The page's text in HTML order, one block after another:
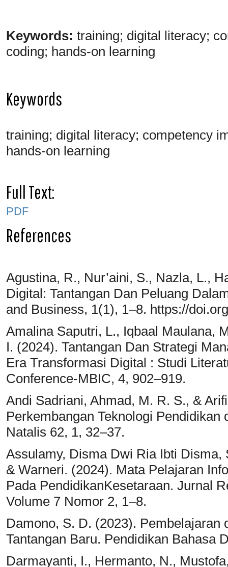
Keywords: training; digital literacy;
coding; hands-on learning
Keywords
training; digital literacy; competency
hands-on learning
Full Text:
PDF
References
Agustina, R., Nur’aini, S., Nazla, L.,
Digital: Tantangan Dan Peluang
and Business, 1(1), 1–8. https://
Amalina Saputri, L., Iqbaal Maulana,
I. (2024). Tantangan Dan Strategi
Era Transformasi Digital : Studi
Conference-MBIC, 4, 902–919.
Andi Sadriani, Ahmad, M. R. S., &
Perkembangan Teknologi
Natalis 62, 1, 32–37.
Assulamy, Disma Dwi Ria Ibti
& Warneri. (2024). Mata Pelajaran
Pada PendidikanKesetaraan. Jurnal
Volume 7 Nomor 2, 1–8.
Damono, S. D. (2023).
Tantangan Baru. Pendidikan Bahasa
Darmayanti, I., Hermanto, N.,